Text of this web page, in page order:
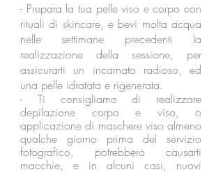
- Prepara la tua pelle viso e corpo con
rituali di skincare, e bevi molta acqua
nelle settimane precedenti la
realizzazione della sessione, per
assicurarti un incarnato radioso, ed
una pelle idratata e rigenerata.
- Ti consigliamo di realizzare
depilazione corpo e viso, o
applicazione di maschere viso almeno
qualche giorno prima del servizio
fotografico,​ potrebbero causarti
macchie, e in alcuni casi, nuovi